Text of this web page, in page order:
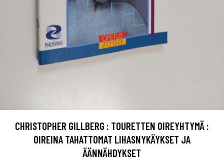
CHRISTOPHER GILLBERG : TOURETTEN OIREYHTYMÄ :
OIREINA TAHATTOMAT LIHASNYKÄYKSET JA
ÄÄNNÄHDYKSET